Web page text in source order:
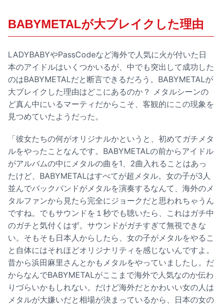
BABYMETALが大ブレイクした理由
LADYBABYやPassCodeなど海外で人気に火が付いた日
本のアイドルはいくつかいるが、中でも突出して成功した
のはBABYMETALだと断言できるだろう。BABYMETALが
大ブレイクした理由はどこにあるのか？ メタルシーンの
ど真ん中にいるマーティだからこそ、客観的にこの現象を
見つめていたようだった。
「彼女たちの何がオリジナルかというと、初めてガチメタ
ルをやったことなんです。BABYMETALの前からアイドル
がアルバムの中にメタルの曲を1、2曲入れることはあっ
たけど、BABYMETALはすべてが超メタル。女の子が3人
並んでバックバンドがメタルを演奏するなんて、海外のメ
タルファンから見たら完全にジョークだと思われちゃうん
ですね。でもサウンドを１秒でも聴いたら、これはガチ中
のガチと気付くはず。サウンドがガチすぎて無視できな
い。そもそも日本人からしたら、女の子がメタルをやるこ
と自体にはそれほどオリジナリティを感じないんですよ。
昔から浜田麻里さんとかもメタルをやっていましたし。だ
からなんでBABYMETALがここまで海外で人気なのか伝わ
りづらいかもしれない。だけど海外だとかわいい女の人は
メタルが大嫌いだと相場が決まっているから、日本の女の